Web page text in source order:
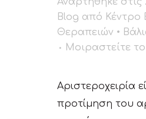
Blog από Κέντρο
Θεραπειών •
Μοιραστείτε το
Αριστεροχειρία
προτίμηση του